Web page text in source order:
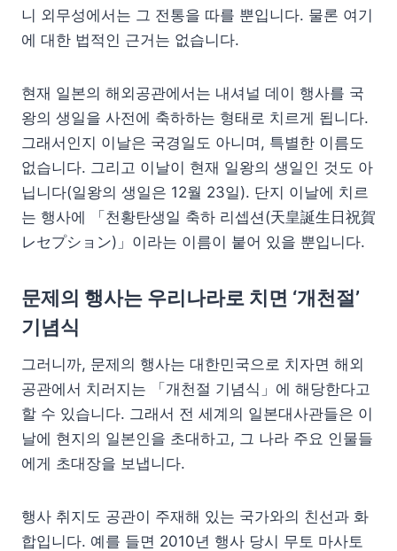
니 외무성에서는 그 전통을 따를 뿐입니다. 물론 여기
에 대한 법적인 근거는 없습니다.
현재 일본의 해외공관에서는 내셔널 데이 행사를 국
왕의 생일을 사전에 축하하는 형태로 치르게 됩니다.
그래서인지 이날은 국경일도 아니며, 특별한 이름도
없습니다. 그리고 이날이 현재 일왕의 생일인 것도 아
닙니다(일왕의 생일은 12월 23일). 단지 이날에 치르
는 행사에 「천황탄생일 축하 리셉션(天皇誕生日祝賀
レセプション)」이라는 이름이 붙어 있을 뿐입니다.
문제의 행사는 우리나라로 치면 ‘개천절’
기념식
그러니까, 문제의 행사는 대한민국으로 치자면 해외
공관에서 치러지는 「개천절 기념식」에 해당한다고
할 수 있습니다. 그래서 전 세계의 일본대사관들은 이
날에 현지의 일본인을 초대하고, 그 나라 주요 인물들
에게 초대장을 보냅니다.
행사 취지도 공관이 주재해 있는 국가와의 친선과 화
합입니다. 예를 들면 2010년 행사 당시 무토 마사토